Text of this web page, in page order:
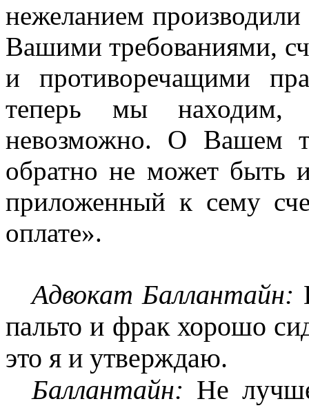
нежеланием производили
Вашими требованиями,
и противоречащими
теперь мы находим,
невозможно. О Вашем
обратно не может быть
приложенный к сему
оплате».
Адвокат Баллантайн:
пальто и фрак хорошо
это я и утверждаю.
Баллантайн: Не